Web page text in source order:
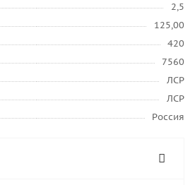
2,5
125,00
420
7560
ЛСР
ЛСР
Россия